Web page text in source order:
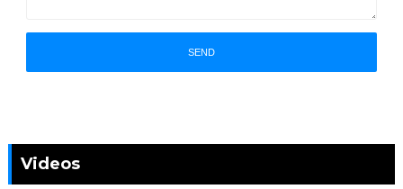
Videos